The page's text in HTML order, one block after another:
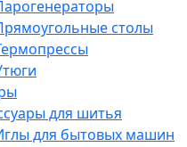
столы
для шитья
для бытовых машин